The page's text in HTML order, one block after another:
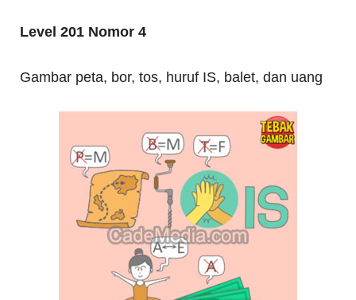
Level 201 Nomor 4
Gambar peta, bor, tos, huruf IS, balet, dan uang